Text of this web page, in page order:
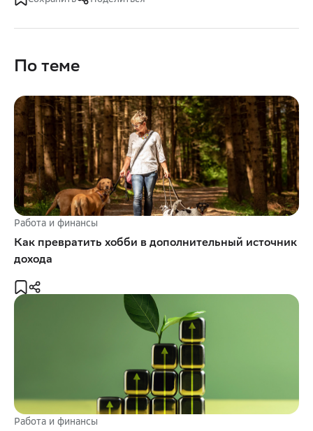
По теме
Работа и финансы
Как превратить хобби в дополнительный источник
дохода
Работа и финансы